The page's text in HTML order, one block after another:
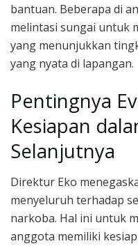
bantuan. Beberapa di
melintasi sungai untuk
yang menunjukkan
yang nyata di lapangan.
Pentingnya
Kesiapan
Selanjutnya
Direktur Eko
menyeluruh terhadap
narkoba. Hal ini untuk
anggota memiliki